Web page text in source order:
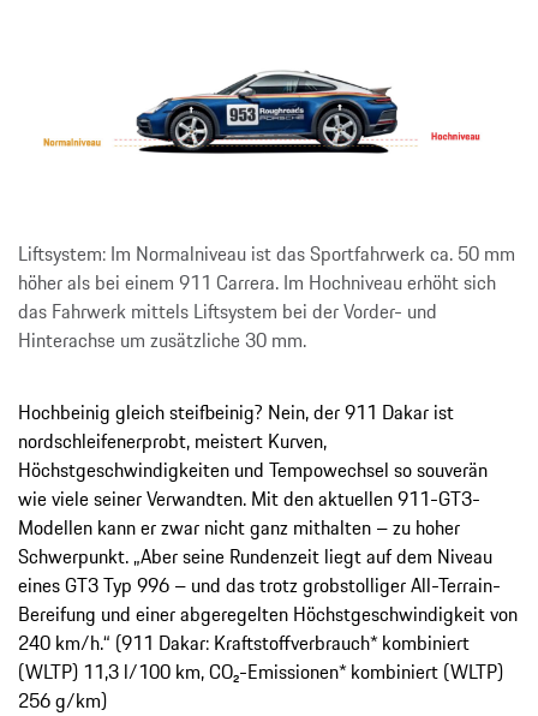
Liftsystem: Im Normalniveau ist das Sportfahrwerk ca. 50 mm
höher als bei einem 911 Carrera. Im Hochniveau erhöht sich
das Fahrwerk mittels Liftsystem bei der Vorder- und
Hinterachse um zusätzliche 30 mm.
Hochbeinig gleich steifbeinig? Nein, der 911 Dakar ist
nordschleifenerprobt, meistert Kurven,
Höchstgeschwindigkeiten und Tempowechsel so souverän
wie viele seiner Verwandten. Mit den aktuellen 911-GT3-
Modellen kann er zwar nicht ganz mithalten – zu hoher
Schwerpunkt. „Aber seine Rundenzeit liegt auf dem Niveau
eines GT3 Typ 996 – und das trotz grobstolliger All-Terrain-
Bereifung und einer abgeregelten Höchstgeschwindigkeit von
240 km/h.“ (911 Dakar: Kraftstoffverbrauch* kombiniert
(WLTP) 11,3 l/100 km, CO₂-Emissionen* kombiniert (WLTP)
256 g/km)